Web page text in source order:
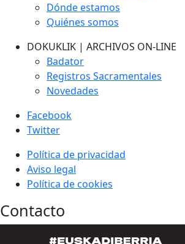
Dónde estamos
Quiénes somos
DOKUKLIK | ARCHIVOS ON-LINE
Badator
Registros Sacramentales
Novedades
Facebook
Twitter
Política de privacidad
Aviso legal
Política de cookies
Contacto